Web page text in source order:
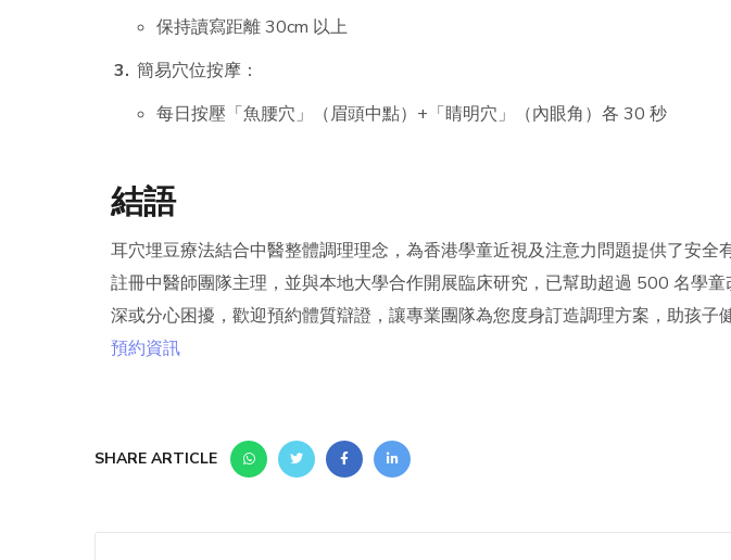
保持讀寫距離 30cm 以上
簡易穴位按摩：
每日按壓「魚腰穴」（眉頭中點）+「睛明穴」（內眼角）各 30 秒
結語
耳穴埋豆療法結合中醫整體調理理念，為香港學童近視及注意力問題提供了安全
註冊中醫師團隊主理，並與本地大學合作開展臨床研究，已幫助超過 500 名學
深或分心困擾，歡迎預約體質辯證，讓專業團隊為您度身訂造調理方案，助孩子
預約資訊
SHARE ARTICLE